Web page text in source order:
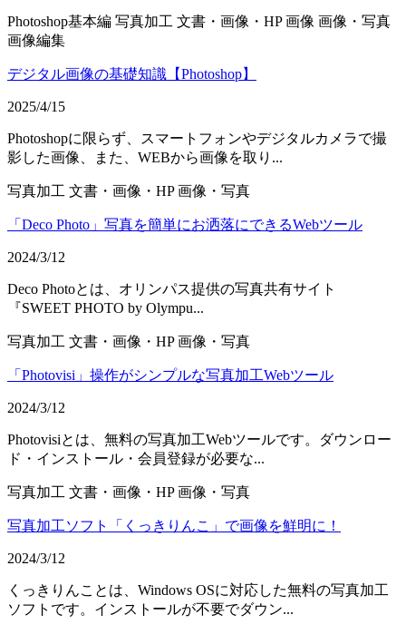
Photoshop基本編 写真加工 文書・画像・HP 画像 画像・写真
画像編集
デジタル画像の基礎知識【Photoshop】
2025/4/15
Photoshopに限らず、スマートフォンやデジタルカメラで撮
影した画像、また、WEBから画像を取り...
写真加工 文書・画像・HP 画像・写真
「Deco Photo」写真を簡単にお洒落にできるWebツール
2024/3/12
Deco Photoとは、オリンパス提供の写真共有サイト
『SWEET PHOTO by Olympu...
写真加工 文書・画像・HP 画像・写真
「Photovisi」操作がシンプルな写真加工Webツール
2024/3/12
Photovisiとは、無料の写真加工Webツールです。ダウンロー
ド・インストール・会員登録が必要な...
写真加工 文書・画像・HP 画像・写真
写真加工ソフト「くっきりんこ」で画像を鮮明に！
2024/3/12
くっきりんことは、Windows OSに対応した無料の写真加工
ソフトです。インストールが不要でダウン...